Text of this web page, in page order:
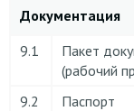
Документация
9.1
Пакет
(рабочий
9.2 Паспорт